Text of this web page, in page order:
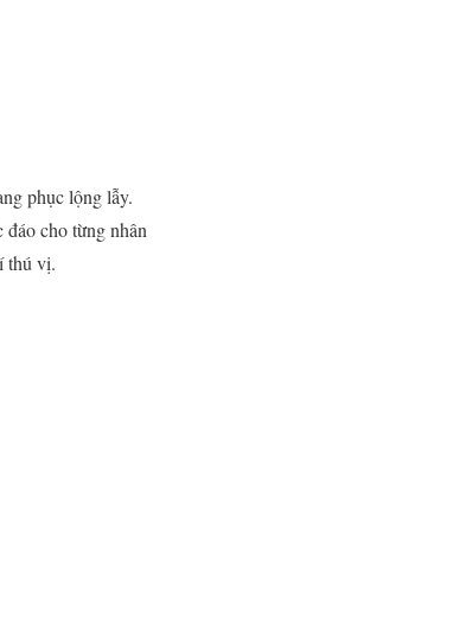
phục lộng lẫy.
cho từng nhân
thú vị.